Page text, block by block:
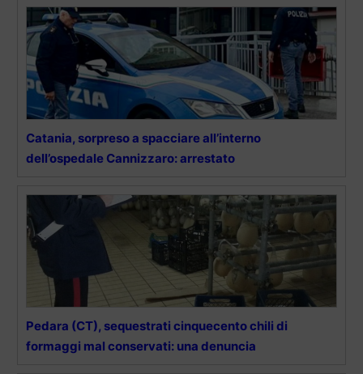
Catania, sorpreso a spacciare all’interno
dell’ospedale Cannizzaro: arrestato
Pedara (CT), sequestrati cinquecento chili di
formaggi mal conservati: una denuncia